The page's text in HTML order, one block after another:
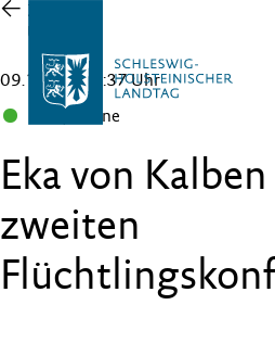
Zur
Übersicht
09.11.16 , 17:37 Uhr
B 90/Grüne
Eka von
zweiten